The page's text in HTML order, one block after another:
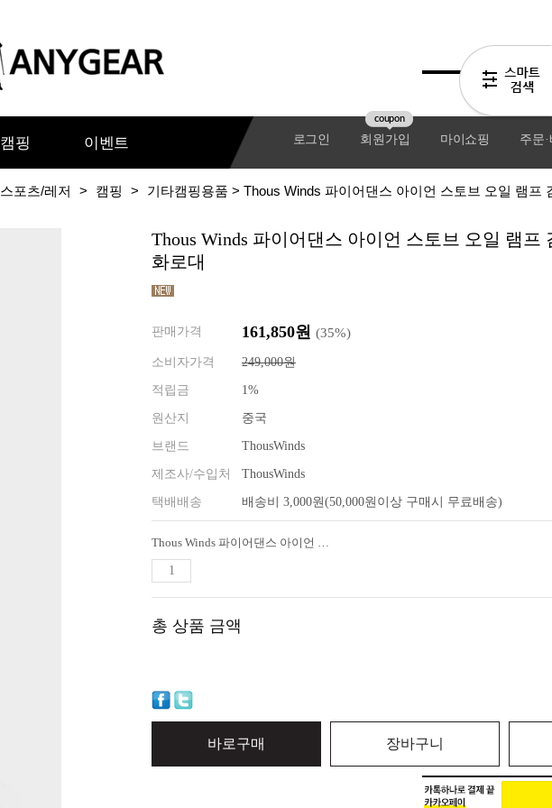
캠핑 이벤트 로그인 회원가입
coupon
마이쇼핑 주문
스포츠/레저 > 캠핑 > 기타캠핑용품 > Thous Winds 파이어댄스 아이언 스토브 오일 램프
Thous Winds 파이어댄스 아이언 스토브 오일 램프
화로대
판매가격 161,850원 (35%)
소비자가격 249,000원
적립금 1%
원산지 중국
브랜드 ThousWinds
제조사/수입처 ThousWinds
택배배송 배송비 3,000원(50,000원이상 구매시 무료배송)
Thous Winds 파이어댄스 아이언 스토브 오일 램프 감성캠핑 스토브 화로대
총 상품 금액
바로구매 장바구니